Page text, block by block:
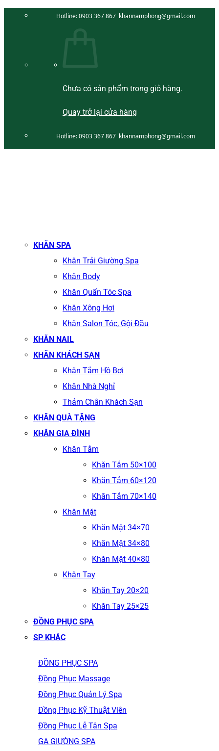
Hotline:0903 367 867 khannamphong@gmail.com
Chưa có sản phẩm trong giỏ hàng.
Quay trở lại cửa hàng
Hotline:0903 367 867 khannamphong@gmail.com
KHĂN SPA
Khăn Trải Giường Spa
Khăn Body
Khăn Quấn Tóc Spa
Khăn Xông Hơi
Khăn Salon Tóc, Gội Đầu
KHĂN NAIL
KHĂN KHÁCH SẠN
Khăn Tắm Hồ Bơi
Khăn Nhà Nghỉ
Thảm Chân Khách Sạn
KHĂN QUÀ TẶNG
KHĂN GIA ĐÌNH
Khăn Tắm
Khăn Tắm 50×100
Khăn Tắm 60×120
Khăn Tắm 70×140
Khăn Mặt
Khăn Mặt 34×70
Khăn Mặt 34×80
Khăn Mặt 40×80
Khăn Tay
Khăn Tay 20×20
Khăn Tay 25×25
ĐỒNG PHỤC SPA
SP KHÁC
ĐỒNG PHỤC SPA
Đồng Phục Massage
Đồng Phục Quản Lý Spa
Đồng Phục Kỹ Thuật Viên
Đồng Phục Lễ Tân Spa
GA GIƯỜNG SPA